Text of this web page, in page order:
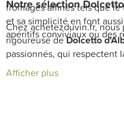
fromages affinés tels que le
et sa simplicité en font
apéritifs conviviaux ou des
Notre sélection
Chez achetezduvin.fr,
rigoureuse deDolcetto
passionnés, qui respectent
Découvrez notre gamme de
accessibles, parfaits pour
Afficher plus